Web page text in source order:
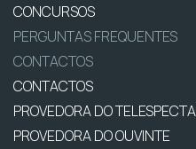
CONCURSOS
PERGUNTAS FREQUENTES
CONTACTOS
CONTACTOS
PROVEDORA DO
PROVEDORA DO OUVINTE